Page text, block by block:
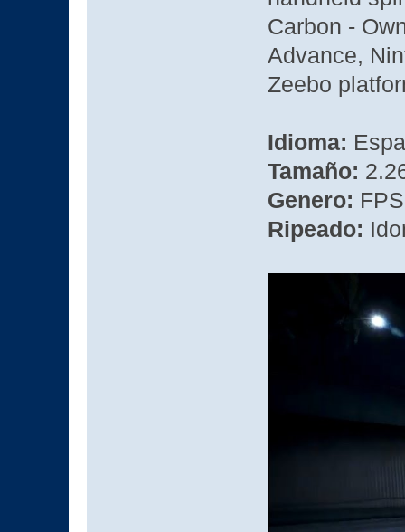
Carbon -
Advance,
Zeebo
Idioma:
Tamaño:
Genero:
Ripeado: